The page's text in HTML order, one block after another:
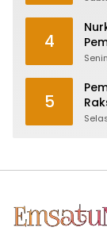
4
Plt
5